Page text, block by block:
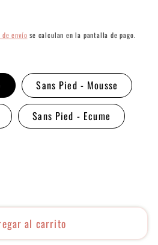
de envío se calculan en la pantalla de pago.
Sans Pied - Mousse
Sans Pied - Ecume
al carrito